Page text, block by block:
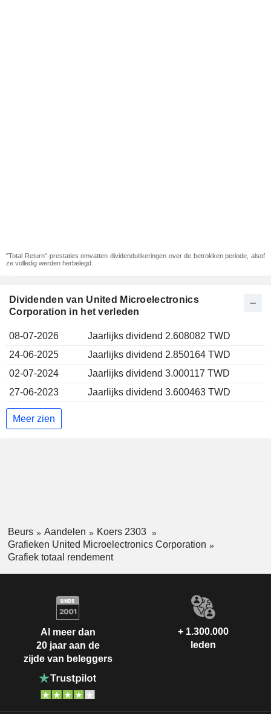
"Total Return"-prestaties omvatten dividenduitkeringen over de betrokken periode, alsof
ze volledig werden herbelegd.
Dividenden van United Microelectronics
Corporation in het verleden
08-07-2026
Jaarlijks dividend 2.608082 TWD
24-06-2025
Jaarlijks dividend 2.850164 TWD
02-07-2024
Jaarlijks dividend 3.000117 TWD
27-06-2023
Jaarlijks dividend 3.600463 TWD
Meer zien
Beurs Aandelen
Koers 2303
Grafieken United Microelectronics Corporation
Grafiek totaal rendement
Al meer dan
20 jaar aan de
zijde van beleggers
+ 1.300.000
leden